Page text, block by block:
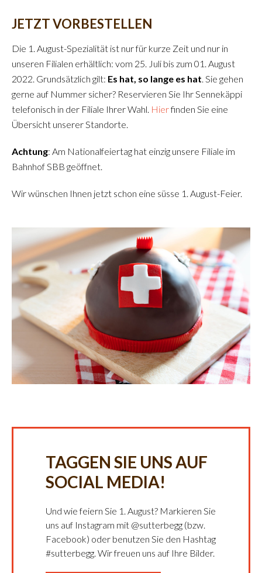
JETZT VORBESTELLEN
Die 1. August-Spezialität ist nur für kurze Zeit und nur in
unseren Filialen erhältlich: vom 25. Juli bis zum 01. August
2022. Grundsätzlich gilt: Es hat, so lange es hat . Sie gehen
gerne auf Nummer sicher? Reservieren Sie Ihr Sennekäppi
telefonisch in der Filiale Ihrer Wahl. Hierfinden Sie eine
Übersicht unserer Standorte.
Achtung: Am Nationalfeiertag hat einzig unsere Filiale im
Bahnhof SBB geöffnet.
Wir wünschen Ihnen jetzt schon eine süsse 1. August-Feier.
TAGGEN SIE UNS AUF
SOCIAL MEDIA!
Und wie feiern Sie 1. August? Markieren Sie
uns auf Instagram mit @sutterbegg (bzw.
Facebook) oder benutzen Sie den Hashtag
#sutterbegg. Wir freuen uns auf Ihre Bilder.